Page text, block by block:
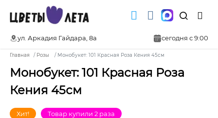
ул. Аркадия Гайдара, 8а сегодня с 9:00
Главная Розы Монобукет: 101 Красная Роза Кения 45см
Монобукет: 101 Красная Роза
Кения 45см
Хит! Товар купили 2 раза